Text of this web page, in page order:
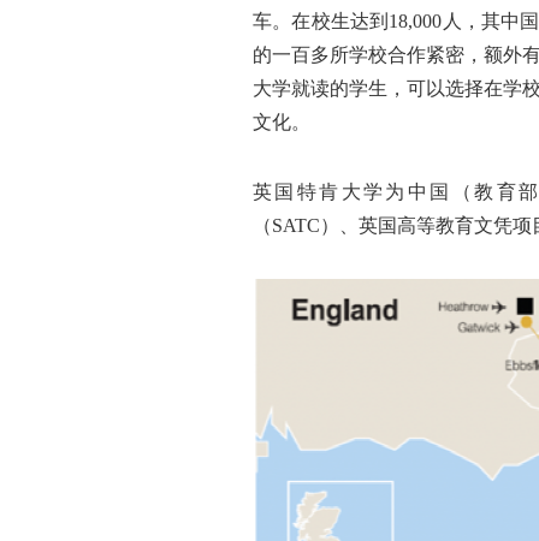
车。在校生达到18,000人，其中
的一百多所学校合作紧密，额外
大学就读的学生，可以选择在学
文化。
英国特肯大学为中国（教育
（SATC）、英国高等教育文凭